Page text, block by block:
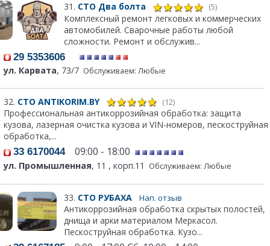
31. СТО Два болта (5)
Комплексный ремонт легковых и коммерческих
автомобилей. Сварочные работы любой
сложности. Ремонт и обслужив...
29 5353606
ул. Карвата, 73/7 Обслуживаем: Любые
32. СТО ANTIKORIM.BY (12)
Профессиональная антикоррозийная обработка: защита
кузова, лазерная очистка кузова и VIN-номеров, пескоструйная
обработка,...
33 617004409:00 - 18:00
ул. Промышленная, 11 , корп.11 Обслуживаем: Любые
33. СТО РУБАХА Нап. отзыв
Антикоррозийная обработка скрытых полостей,
днища и арки материалом Меркасол.
Пескоструйная обработка. Кузо...